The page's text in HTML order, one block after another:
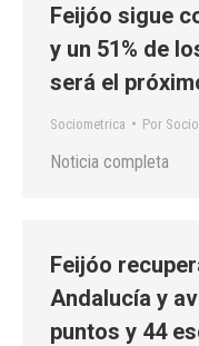
Feijóo sigue
y un 51% de
será el
Sociometrica Por
Noticia completa
Feijóo
Andalucía y
puntos y 44